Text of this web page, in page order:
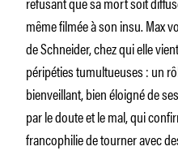
même filmée à son insu. Max
de Schneider, chez qui elle
péripéties tumultueuses : un
bienveillant, bien éloigné de
par le doute et le mal, qui
francophilie de tourner avec